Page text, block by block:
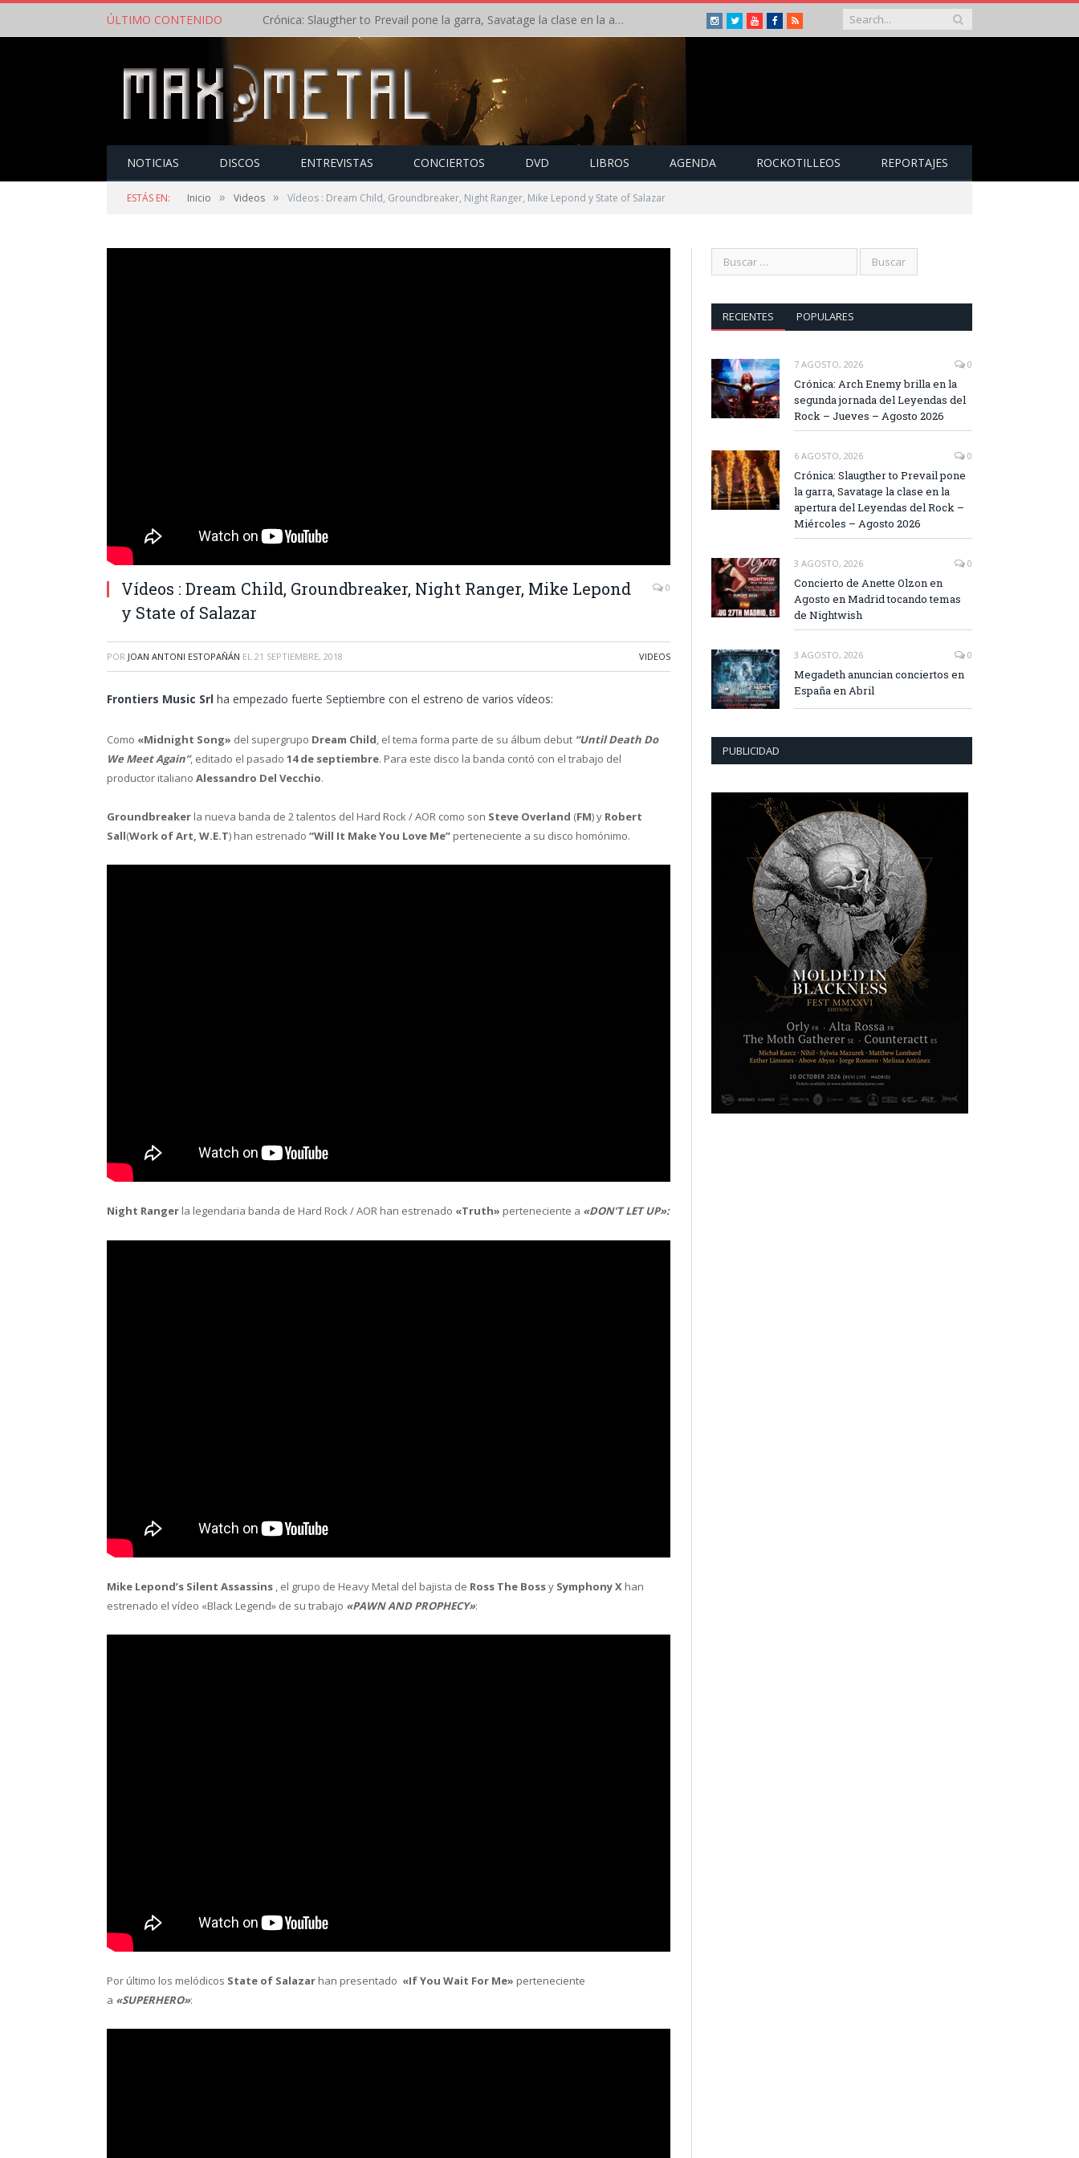
ÚLTIMO CONTENIDO Crónica: Slaugther to Prevail pone la garra, Savatage la clase en la apertura del Leyendas del Rock – Miércoles – Agosto 2026 Instagram
TwitterYoutubeFacebook
RSS
NOTICIAS DISCOS ENTREVISTAS CONCIERTOS DVD LIBROS AGENDA ROCKOTILLEOS REPORTAJES
ESTÁS EN: Inicio » Videos » Vídeos : Dream Child, Groundbreaker, Night Ranger, Mike Lepond y State of Salazar
Vídeos : Dream Child, Groundbreaker, Night Ranger, Mike Lepond
y State of Salazar
0
POR JOAN ANTONI ESTOPAÑÁN EL 21 SEPTIEMBRE, 2018 VIDEOS
Frontiers Music Srl ha empezado fuerte Septiembre con el estreno de varios vídeos:
Como «Midnight Song» del supergrupo Dream Child, el tema forma parte de su álbum debut “Until Death Do
We Meet Again”, editado el pasado 14 de septiembre. Para este disco la banda contó con el trabajo del
productor italiano Alessandro Del Vecchio.
Groundbreaker la nueva banda de 2 talentos del Hard Rock / AOR como son Steve Overland (FM) y Robert
Sall(Work of Art, W.E.T) han estrenado “Will It Make You Love Me” perteneciente a su disco homónimo.
Night Ranger la legendaria banda de Hard Rock / AOR han estrenado «Truth» perteneciente a «DON’T LET UP»:
Mike Lepond’s Silent Assassins , el grupo de Heavy Metal del bajista de Ross The Bossy Symphony X han
estrenado el vídeo «Black Legend» de su trabajo «PAWN AND PROPHECY»:
Por último los melódicos State of Salazar han presentado «If You Wait For Me» perteneciente
a «SUPERHERO»:
RECIENTES POPULARES
7 AGOSTO, 2026 0
Crónica: Arch Enemy brilla en la
segunda jornada del Leyendas del
Rock – Jueves – Agosto 2026
6 AGOSTO, 2026 0
Crónica: Slaugther to Prevail pone
la garra, Savatage la clase en la
apertura del Leyendas del Rock –
Miércoles – Agosto 2026
3 AGOSTO, 2026 0
Concierto de Anette Olzon en
Agosto en Madrid tocando temas
de Nightwish
3 AGOSTO, 2026 0
Megadeth anuncian conciertos en
España en Abril
PUBLICIDAD